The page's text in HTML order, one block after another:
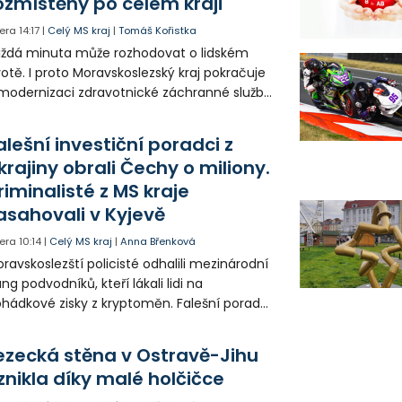
14:17 | Celý MS kraj |Tomáš Kořistka
minuta může rozhodovat o lidském
I proto Moravskoslezský kraj pokračuje
zdravotnické záchranné služby
investiční poradci z
obrali Čechy o miliony.
z MS kraje
v Kyjevě
10:14 | Celý MS kraj |Anna Břenková
policisté odhalili mezinárodní
podvodníků, kteří lákali lidi na
zisky z kryptoměn. Falešní poradci
až stovky milionů korun. Na padesátce
prohlídek v Kyjevě se podíleli i
stěna v Ostravě-Jihu
díky malé holčičce